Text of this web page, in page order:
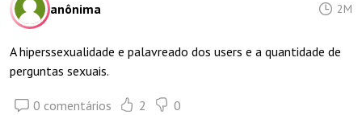
anônima 2M
A hiperssexualidade e palavreado dos users e a quantidade de
perguntas sexuais.
0 comentários 2 0